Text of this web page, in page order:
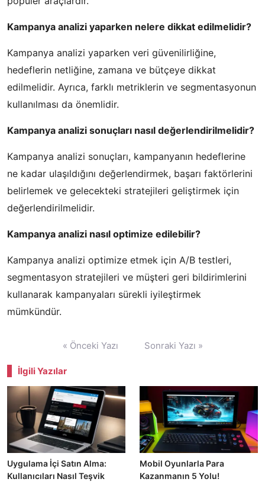
Kampanya analizi yaparken nelere dikkat edilmelidir?
Kampanya analizi yaparken veri güvenilirliğine,
hedeflerin netliğine, zamana ve bütçeye dikkat
edilmelidir. Ayrıca, farklı metriklerin ve segmentasyonun
kullanılması da önemlidir.
Kampanya analizi sonuçları nasıl değerlendirilmelidir?
Kampanya analizi sonuçları, kampanyanın hedeflerine
ne kadar ulaşıldığını değerlendirmek, başarı faktörlerini
belirlemek ve gelecekteki stratejileri geliştirmek için
değerlendirilmelidir.
Kampanya analizi nasıl optimize edilebilir?
Kampanya analizi optimize etmek için A/B testleri,
segmentasyon stratejileri ve müşteri geri bildirimlerini
kullanarak kampanyaları sürekli iyileştirmek
mümkündür.
« Önceki Yazı Sonraki Yazı »
İlgili Yazılar
Uygulama İçi Satın Alma:
Kullanıcıları Nasıl Teşvik
Mobil Oyunlarla Para
Kazanmanın 5 Yolu!